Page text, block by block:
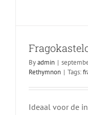
Byadmin |
Rethymnon | Tags:
Ideaal voor de